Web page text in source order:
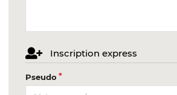
Inscription express
Pseudo